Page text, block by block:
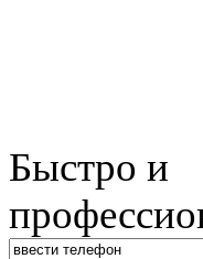
Быстро и